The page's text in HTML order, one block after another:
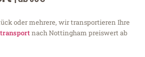
oder mehrere, wir transportieren Ihre
nach Nottingham preiswert ab